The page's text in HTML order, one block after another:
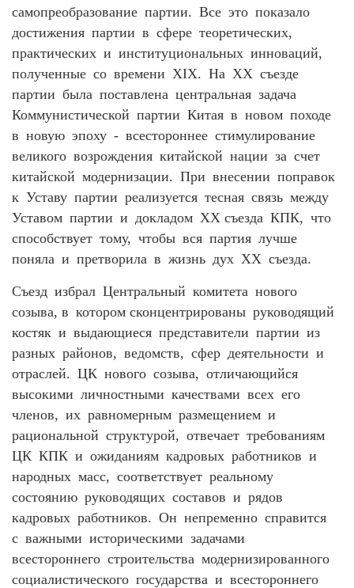
самопреобразование партии. Все это показало
достижения партии в сфере теоретических,
практических и институциональных инноваций,
полученные со времени XIX. На XX съезде
партии была поставлена центральная задача
Коммунистической партии Китая в новом походе
в новую эпоху - всестороннее стимулирование
великого возрождения китайской нации за счет
китайской модернизации. При внесении поправок
к Уставу партии реализуется тесная связь между
Уставом партии и докладом XX съезда КПК, что
способствует тому, чтобы вся партия лучше
поняла и претворила в жизнь дух XX съезда.
Съезд избрал Центральный комитета нового
созыва, в котором сконцентрированы руководящий
костяк и выдающиеся представители партии из
разных районов, ведомств, сфер деятельности и
отраслей. ЦК нового созыва, отличающийся
высокими личностными качествами всех его
членов, их равномерным размещением и
рациональной структурой, отвечает требованиям
ЦК КПК и ожиданиям кадровых работников и
народных масс, соответствует реальному
состоянию руководящих составов и рядов
кадровых работников. Он непременно справится
с важными историческими задачами
всестороннего строительства модернизированного
социалистического государства и всестороннего